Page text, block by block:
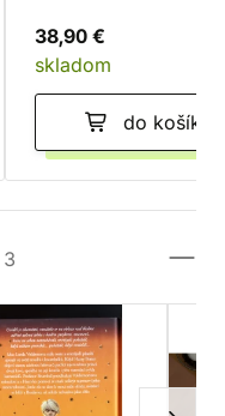
38,90 €
skladom
do košíka
3